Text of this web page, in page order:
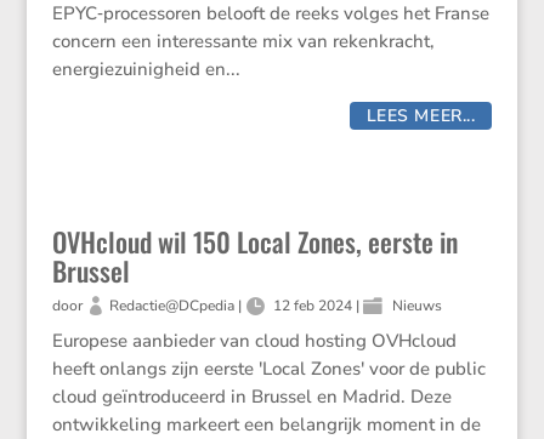
EPYC‑processoren belooft de reeks volges het Franse
concern een interessante mix van rekenkracht,
energiezuinigheid en...
LEES MEER...
OVHcloud wil 150 Local Zones, eerste in
Brussel
door Redactie@DCpedia| 12 feb 2024 | Nieuws
Europese aanbieder van cloud hosting OVHcloud
heeft onlangs zijn eerste 'Local Zones' voor de public
cloud geïntroduceerd in Brussel en Madrid. Deze
ontwikkeling markeert een belangrijk moment in de